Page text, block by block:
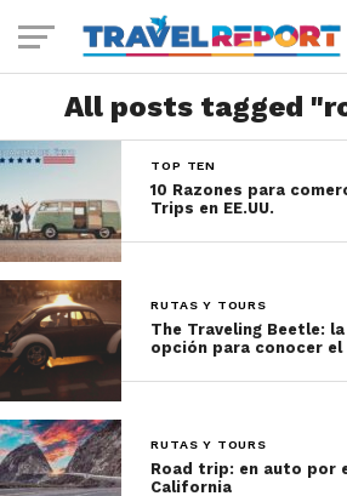
All posts tagged
TOP TEN
10 Razones para
Trips en EE.UU.
RUTAS Y TOURS
The Traveling Beetle:
opción para conocer el
RUTAS Y TOURS
Road trip: en auto por
California